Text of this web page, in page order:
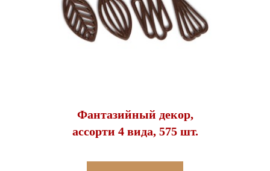
Фантазийный декор,
ассорти 4 вида, 575 шт.